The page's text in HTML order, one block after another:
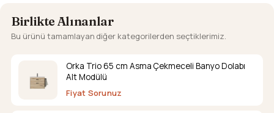
Birlikte Alınanlar
Bu ürünü tamamlayan diğer kategorilerden seçtiklerimiz.
Orka Trio 65 cm Asma Çekmeceli Banyo Dolabı
Alt Modülü
Fiyat Sorunuz